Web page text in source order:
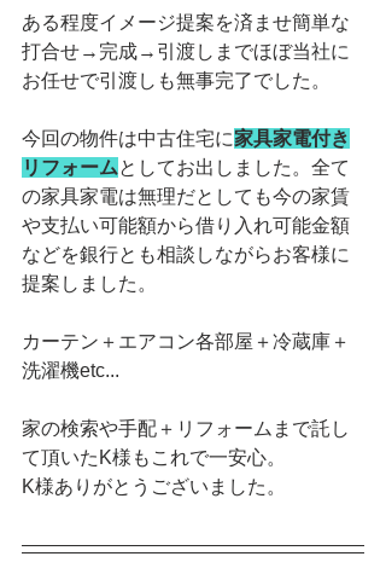
ある程度イメージ提案を済ませ簡単な
打合せ→完成→引渡しまでほぼ当社に
お任せで引渡しも無事完了でした。
今回の物件は中古住宅に家具家電付き
リフォームとしてお出しました。全て
の家具家電は無理だとしても今の家賃
や支払い可能額から借り入れ可能金額
などを銀行とも相談しながらお客様に
提案しました。
カーテン＋エアコン各部屋＋冷蔵庫＋
洗濯機etc...
家の検索や手配＋リフォームまで託し
て頂いたK様もこれで一安心。
K様ありがとうございました。